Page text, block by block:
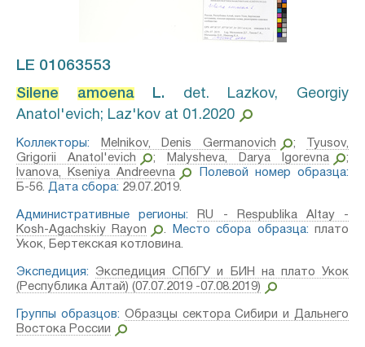
LE 01063553
Silene amoenaL.⁣
det. Lazkov, Georgiy
Anatol'evich; Laz'kov at 01.2020
Коллекторы: Melnikov, Denis Germanovich ;
Tyusov,
Grigorii Anatol'evich
; Malysheva, Darya Igorevna
;
Ivanova, Kseniya Andreevna
Полевой номер образца:
Б-56. Дата сбора: 29.07.2019.
Административные регионы:
RU - Respublika Altay -
Kosh-Agachskiy Rayon
. Место сбора образца: плато
Укок, Бертекская котловина.
Экспедиция:
Экспедиция СПбГУ и БИН на плато Укок
(Республика Алтай) (07.07.2019 -07.08.2019)
Группы образцов: Образцы сектора Сибири и Дальнего
Востока России